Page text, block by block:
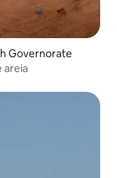
Governorate
areia